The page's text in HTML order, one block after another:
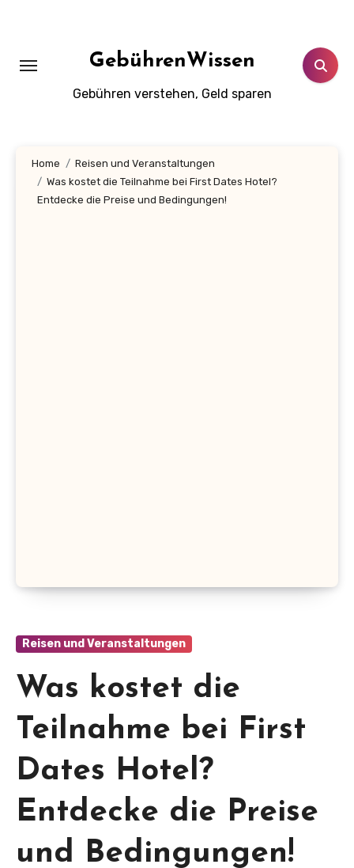
GebührenWissen
Gebühren verstehen, Geld sparen
Home
Reisen und Veranstaltungen
Was kostet die Teilnahme bei First Dates Hotel?
Entdecke die Preise und Bedingungen!
Reisen und Veranstaltungen
Was kostet die
Teilnahme bei First
Dates Hotel?
Entdecke die Preise
und Bedingungen!